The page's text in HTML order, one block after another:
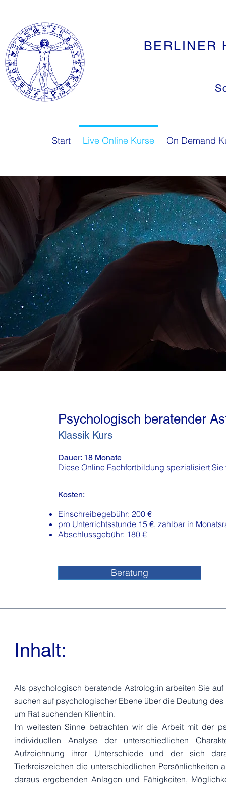
BERLINER
Start Live Online Kurse On Demand
Inhalt:
Als psychologisch beratende Astrolog:in arbeiten Sie
suchen auf psychologischer Ebene über die Deutung
um Rat suchenden Klient:in.
Im weitesten Sinne betrachten wir die Arbeit mit der
individuellen Analyse der unterschiedlichen
Aufzeichnung ihrer Unterschiede und der sich
Tierkreiszeichen die unterschiedlichen
daraus ergebenden Anlagen und Fähigkeiten,
Psychologisch beratender
Klassik Kurs
Dauer: 18 Monate
Diese Online Fachfortbildung spezialisiert Sie
Kosten:
Einschreibegebühr: 200 €
pro Unterrichtsstunde 15 €, zahlbar in
Abschlussgebühr: 180 €
Beratung